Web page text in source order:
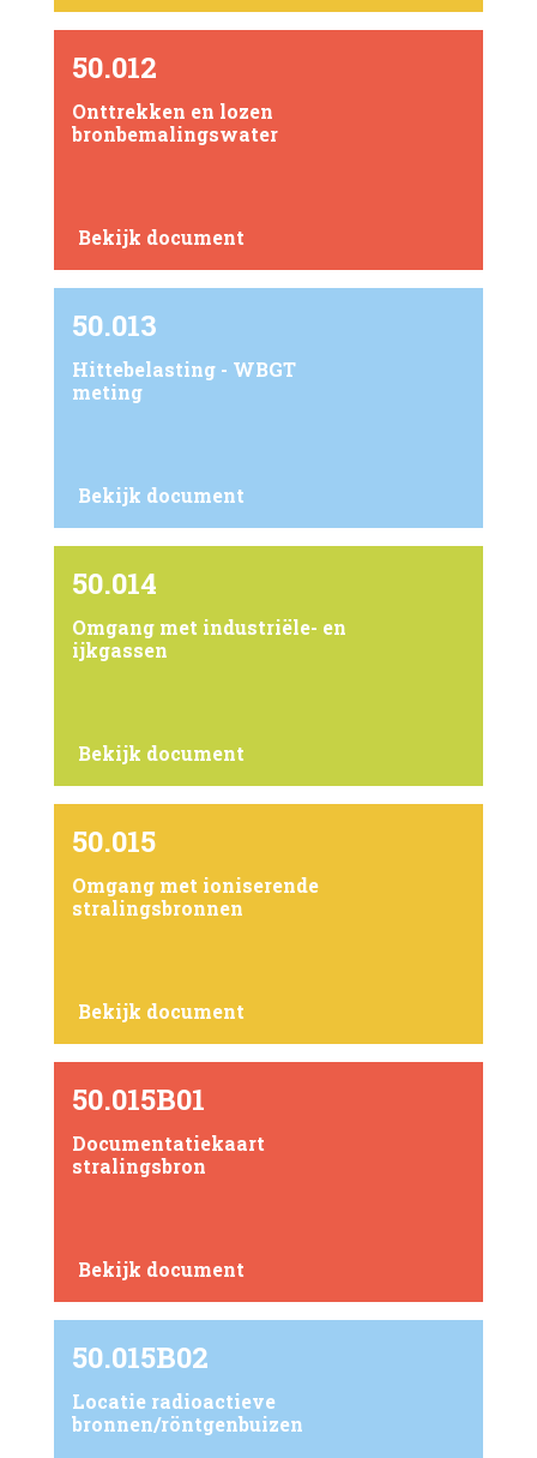
50.012
Onttrekken en lozen
bronbemalingswater
Bekijk document
50.013
Hittebelasting - WBGT
meting
Bekijk document
50.014
Omgang met industriële- en
ijkgassen
Bekijk document
50.015
Omgang met ioniserende
stralingsbronnen
Bekijk document
50.015B01
Documentatiekaart
stralingsbron
Bekijk document
50.015B02
Locatie radioactieve
bronnen/röntgenbuizen